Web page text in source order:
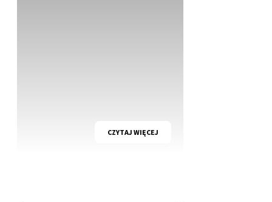
CZYTAJ WIĘCEJ